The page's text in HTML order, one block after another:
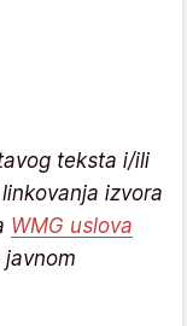
teksta i/ili
izvora
WMG uslova